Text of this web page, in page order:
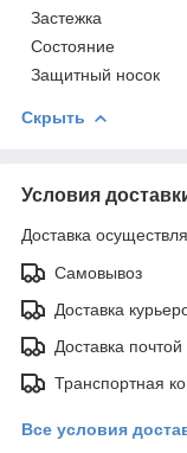
Застежка
Состояние
Защитный носок
Скрыть
Условия
Доставка
Самовывоз
Доставка
Доставка почтой
Транспортная
Все условия